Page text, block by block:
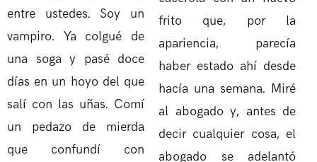
entre ustedes. Soy un
vampiro. Ya colgué de
una soga y pasé doce
días en un hoyo del que
salí con las uñas. Comí
un pedazo de mierda
que confundí con
frito que, por la
apariencia, parecía
haber estado ahí desde
hacía una semana. Miré
al abogado y, antes de
decir cualquier cosa, el
abogado se adelantó